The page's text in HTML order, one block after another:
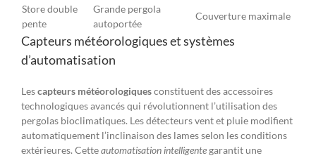
Store double
pente
Grande pergola
autoportée
Couverture maximale
Capteurs météorologiques et systèmes
d’automatisation
Lescapteurs météorologiquesconstituent des accessoires
technologiques avancés qui révolutionnent l’utilisation des
pergolas bioclimatiques. Les détecteurs vent et pluie modifient
automatiquement l’inclinaison des lames selon les conditions
extérieures. Cetteautomatisation intelligente garantit une